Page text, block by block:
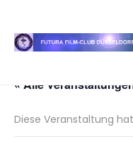
« Alle
Diese Veranstaltung